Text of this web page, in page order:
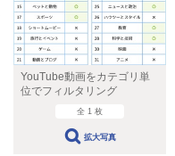
YouTube動画をカテゴリ単
位でフィルタリング
全 1 枚
拡大写真